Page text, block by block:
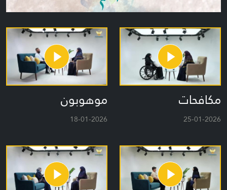
مكافحات
25-01-2026
موهوبون
18-01-2026